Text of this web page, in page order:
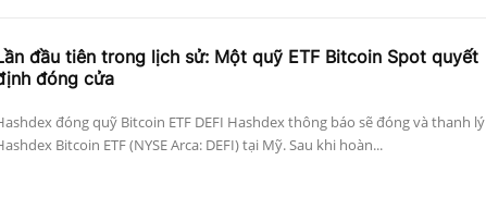
đầu tiên trong lịch sử: Một quỹ ETF Bitcoin Spot quyết
đóng cửa
đóng quỹ Bitcoin ETF DEFI Hashdex thông báo sẽ đóng và thanh lý
Bitcoin ETF (NYSE Arca: DEFI) tại Mỹ. Sau khi hoàn...